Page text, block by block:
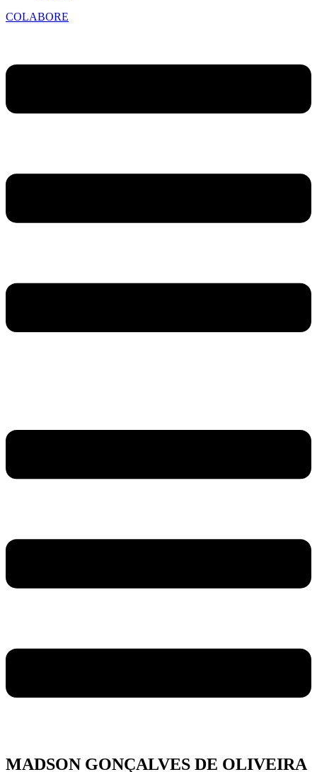
COLABORE
MADSON GONÇALVES DE OLIVEIRA